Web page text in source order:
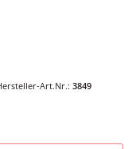
Art.Nr.: 3849